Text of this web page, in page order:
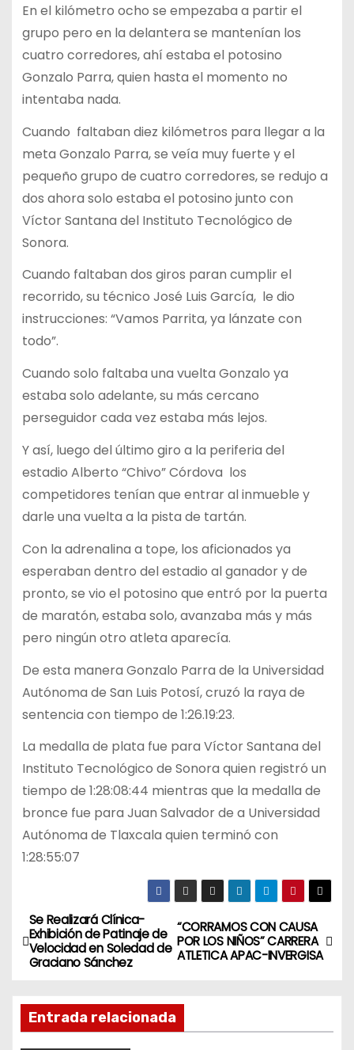
En el kilómetro ocho se empezaba a partir el
grupo pero en la delantera se mantenían los
cuatro corredores, ahí estaba el potosino
Gonzalo Parra, quien hasta el momento no
intentaba nada.
Cuando faltaban diez kilómetros para llegar a la
meta Gonzalo Parra, se veía muy fuerte y el
pequeño grupo de cuatro corredores, se redujo a
dos ahora solo estaba el potosino junto con
Víctor Santana del Instituto Tecnológico de
Sonora.
Cuando faltaban dos giros paran cumplir el
recorrido, su técnico José Luis García, le dio
instrucciones: “Vamos Parrita, ya lánzate con
todo”.
Cuando solo faltaba una vuelta Gonzalo ya
estaba solo adelante, su más cercano
perseguidor cada vez estaba más lejos.
Y así, luego del último giro a la periferia del
estadio Alberto “Chivo” Córdova los
competidores tenían que entrar al inmueble y
darle una vuelta a la pista de tartán.
Con la adrenalina a tope, los aficionados ya
esperaban dentro del estadio al ganador y de
pronto, se vio el potosino que entró por la puerta
de maratón, estaba solo, avanzaba más y más
pero ningún otro atleta aparecía.
De esta manera Gonzalo Parra de la Universidad
Autónoma de San Luis Potosí, cruzó la raya de
sentencia con tiempo de 1:26.19:23.
La medalla de plata fue para Víctor Santana del
Instituto Tecnológico de Sonora quien registró un
tiempo de 1:28:08:44 mientras que la medalla de
bronce fue para Juan Salvador de a Universidad
Autónoma de Tlaxcala quien terminó con
1:28:55:07
N
a
e
“CORRAMOS CON CAUSA
POR LOS NIÑOS” CARRERA
ATLETICA APAC-INVERGISA
Se Realizará Clínica-
Exhibición de Patinaje de
Velocidad en Soledad de
Graciano Sánchez
Entrada relacionada